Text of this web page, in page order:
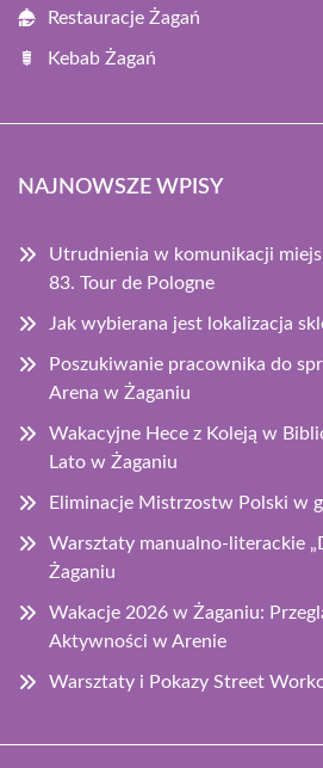
Restauracje Żagań
Kebab Żagań
NAJNOWSZE WPISY
Utrudnienia w komunikacji
83. Tour de Pologne
Jak wybierana jest lokalizacja
Poszukiwanie pracownika do
Arena w Żaganiu
Wakacyjne Hece z Koleją w
Lato w Żaganiu
Eliminacje Mistrzostw Polski w
Warsztaty manualno-literackie
Żaganiu
Wakacje 2026 w Żaganiu:
Aktywności w Arenie
Warsztaty i Pokazy Street